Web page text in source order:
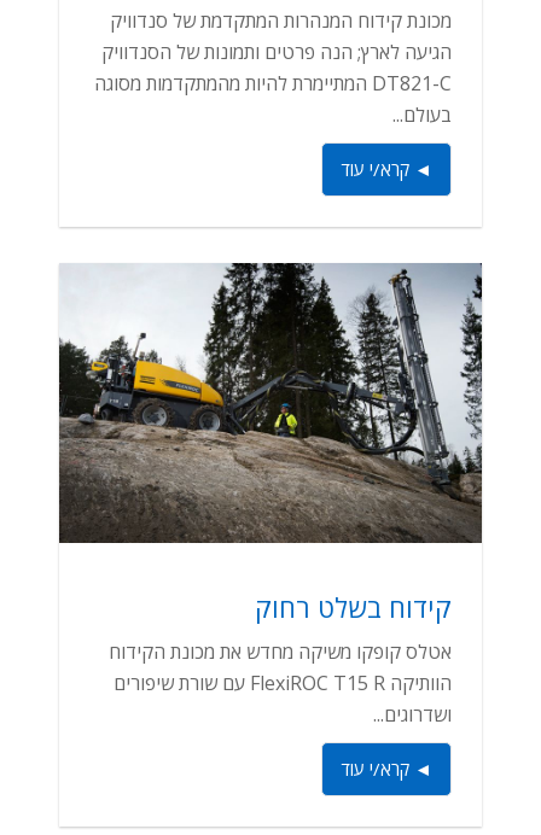
מכונת קידוח המנהרות המתקדמת של סנדוויק
הגיעה לארץ; הנה פרטים ותמונות של הסנדוויק
DT821-C המתיימרת להיות מהמתקדמות מסוגה
בעולם...
◄ קרא/י עוד
קידוח בשלט רחוק
אטלס קופקו משיקה מחדש את מכונת הקידוח
הוותיקה FlexiROC T15 R עם שורת שיפורים
ושדרוגים...
◄ קרא/י עוד